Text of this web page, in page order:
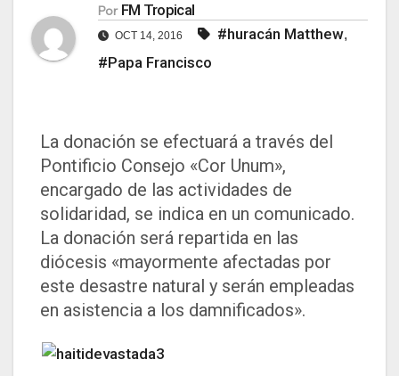
Por FM Tropical
OCT 14, 2016 #huracán Matthew,
#Papa Francisco
La donación se efectuará a través del
Pontificio Consejo «Cor Unum»,
encargado de las actividades de
solidaridad, se indica en un comunicado.
La donación será repartida en las
diócesis «mayormente afectadas por
este desastre natural y serán empleadas
en asistencia a los damnificados».